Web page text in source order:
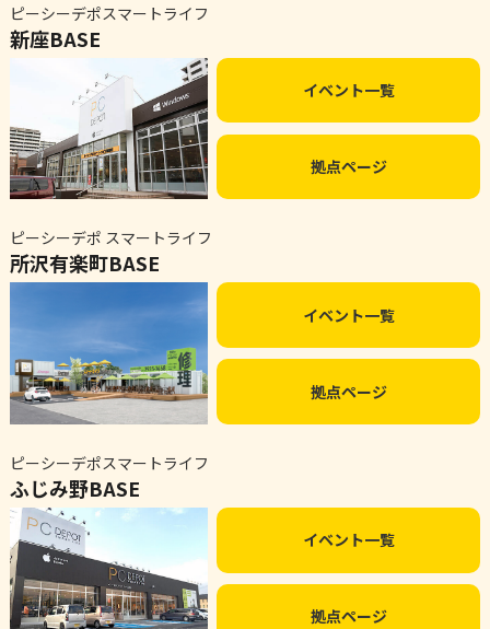
ピーシーデポスマートライフ
新座BASE
イベント一覧
拠点ページ
ピーシーデポ スマートライフ
所沢有楽町BASE
イベント一覧
拠点ページ
ピーシーデポスマートライフ
ふじみ野BASE
イベント一覧
拠点ページ